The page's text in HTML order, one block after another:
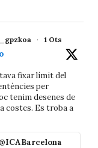
· 1 Ots
fixar límit del
per
tenim desenes de
costes. Es troba a
@ICABarcelona